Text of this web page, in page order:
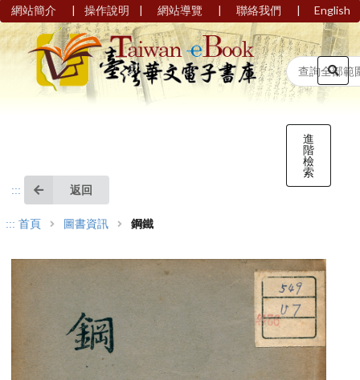
網站簡介 | 操作說明 | 網站導覽 | 聯絡我們 | English
進
階
檢
索
::: 返回
::: 首頁 圖書資訊 鋼鐵